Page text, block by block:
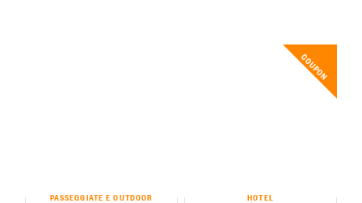
PASSEGGIATE E OUTDOOR
COUPON
HOTEL